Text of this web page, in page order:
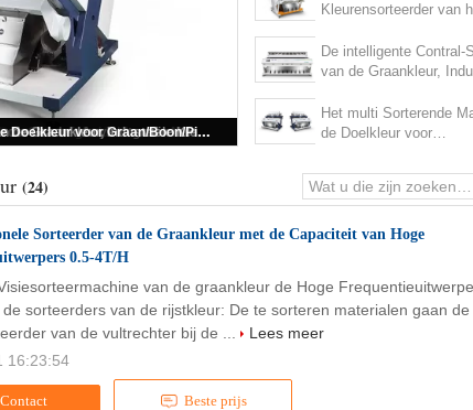
De professionele Sorteerder van de Graankleur met de Capaciteit van Hoge Frequentieuitwerpers 0.5-4T/H
Kleurensorteerder van
Temperatuur LEIDENE
De intelligente Contral-
van de Graankleur,
Het multi Sorterende
de Doelkleur voor
(24)
Sorteerder van de Graankleur met de Capaciteit van Hoge
0.5-4T/H
Contact Beste prijs
van de graankleur de Hoge
sorteerders van de rijstkleur: De te sorteren materialen gaan de
van de vultrechter bij de ...
Lees meer
16:23:54